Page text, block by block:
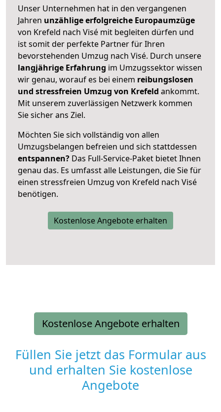
Unser Unternehmen hat in den vergangenen
Jahren unzählige erfolgreiche Europaumzüge
von Krefeld nach Visé mit begleiten dürfen und
ist somit der perfekte Partner für Ihren
bevorstehenden Umzug nach Visé. Durch unsere
langjährige Erfahrung im Umzugssektor wissen
wir genau, worauf es bei einem reibungslosen
und stressfreien Umzug von Krefeld ankommt.
Mit unserem zuverlässigen Netzwerk kommen
Sie sicher ans Ziel.
Möchten Sie sich vollständig von allen
Umzugsbelangen befreien und sich stattdessen
entspannen? Das Full-Service-Paket bietet Ihnen
genau das. Es umfasst alle Leistungen, die Sie für
einen stressfreien Umzug von Krefeld nach Visé
benötigen.
Kostenlose Angebote erhalten
Kostenlose Angebote erhalten
Füllen Sie jetzt das Formular aus
und erhalten Sie kostenlose
Angebote